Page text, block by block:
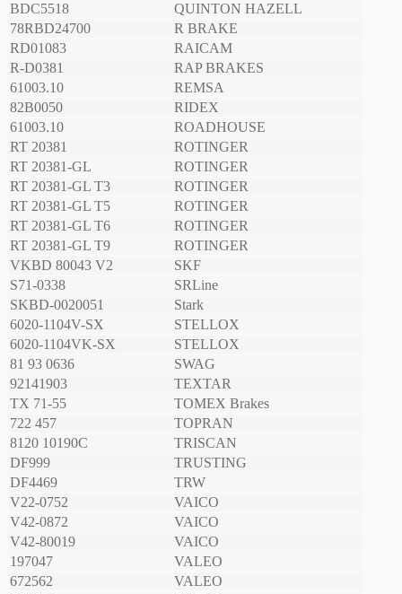
BDC5518
QUINTON HAZELL
78RBD24700
R BRAKE
RD01083
RAICAM
R-D0381
RAP BRAKES
61003.10
REMSA
82B0050
RIDEX
61003.10
ROADHOUSE
RT 20381
ROTINGER
RT 20381-GL
ROTINGER
RT 20381-GL T3
ROTINGER
RT 20381-GL T5
ROTINGER
RT 20381-GL T6
ROTINGER
RT 20381-GL T9
ROTINGER
VKBD 80043 V2
SKF
S71-0338
SRLine
SKBD-0020051
Stark
6020-1104V-SX
STELLOX
6020-1104VK-SX
STELLOX
81 93 0636
SWAG
92141903
TEXTAR
TX 71-55
TOMEX Brakes
722 457
TOPRAN
8120 10190C
TRISCAN
DF999
TRUSTING
DF4469
TRW
V22-0752
VAICO
V42-0872
VAICO
V42-80019
VAICO
197047
VALEO
672562
VALEO